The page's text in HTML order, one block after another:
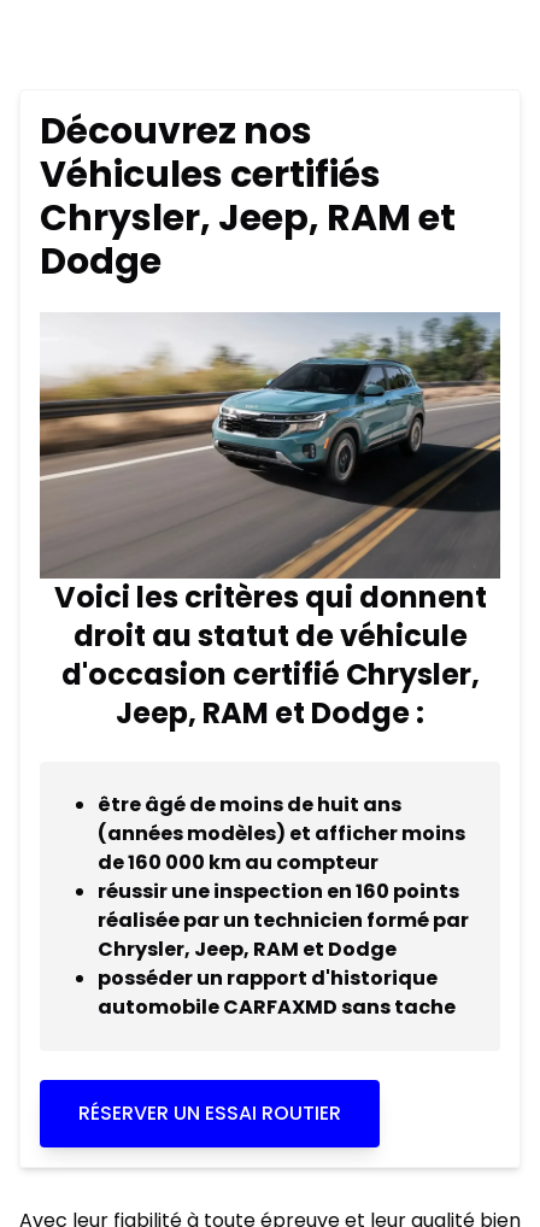
Découvrez nos
Véhicules certifiés
Chrysler, Jeep, RAM et
Dodge
Voici les critères qui donnent
droit au statut de véhicule
d'occasion certifié Chrysler,
Jeep, RAM et Dodge :
être âgé de moins de huit ans
(années modèles) et afficher moins
de 160 000 km au compteur
réussir une inspection en 160 points
réalisée par un technicien formé par
Chrysler, Jeep, RAM et Dodge
posséder un rapport d'historique
automobile CARFAXMD sans tache
RÉSERVER UN ESSAI ROUTIER
Avec leur fiabilité à toute épreuve et leur qualité bien